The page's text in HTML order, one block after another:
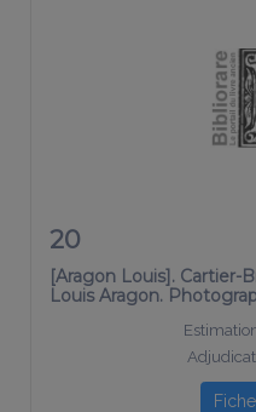
20
Louis Aragon.